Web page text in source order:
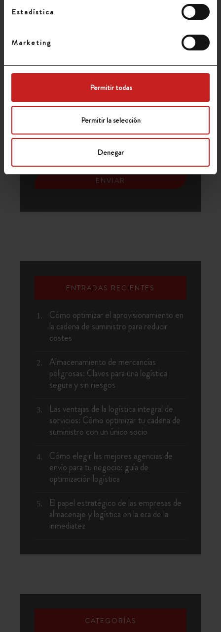
Estadística
Marketing
Permitir todas
Permitir la selección
Denegar
Legitimación: Ejecución de un contrato
legal.
Derechos: Acceder, rectificar y suprimir los datos, así como otros
derechos, como se explica en la información adicional:
https://www.transgesa.com/politica-privacidad.php
ENTRADAS RECIENTES
Cómo optimizar el aprovisionamiento en
la cadena de suministro para reducir
costes
Almacenamiento de mercancías
peligrosas: Claves para una logística
segura y sin riesgos
Las ventajas de la logística integral de
servicios: Cómo optimizar tu cadena de
suministro con un único socio
Cómo elegir las mejores agencias de
envío para tu negocio: guía de
optimización logística
El papel estratégico de las empresas de
almacenaje y logística en la era de la
inmediatez
CATEGORÍAS